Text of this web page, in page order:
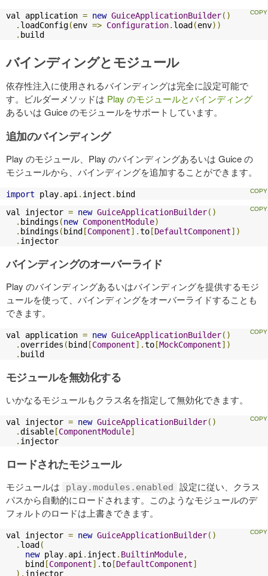
val application = new GuiceApplicationBuilder()
. loadConfig(env => Configuration. load (env))
. build
バインディングとモジュール
依存性注入に使用されるバインディングは完全に設定可能で
す。ビルダーメソッドは Play のモジュールとバインディング
あるいは Guice のモジュールをサポートしています。
追加のバインディング
Play のモジュール、Play のバインディングあるいは Guice の
モジュールから、バインディングを追加することができます。
import play. api . inject . bind
val injector = new GuiceApplicationBuilder()
. bindings (new ComponentModule)
. bindings ( bind [Component].to [DefaultComponent])
. injector
バインディングのオーバーライド
Play のバインディングあるいはバインディングを提供するモジ
ュールを使って、バインディングをオーバーライドすることも
できます。
val application = new GuiceApplicationBuilder()
. overrides ( bind [Component].to [MockComponent])
. build
モジュールを無効化する
いかなるモジュールもクラス名を指定して無効化できます。
val injector = new GuiceApplicationBuilder()
.disable [ComponentModule]
. injector
ロードされたモジュール
モジュールは play.modules.enabled
設定に従い、クラス
パスから自動的にロードされます。このようなモジュールのデ
フォルトのロードは上書きできます。
val injector = new GuiceApplicationBuilder()
. load (
new play. api . inject . BuiltinModule,
    bind
[Component].to [DefaultComponent]
). injector